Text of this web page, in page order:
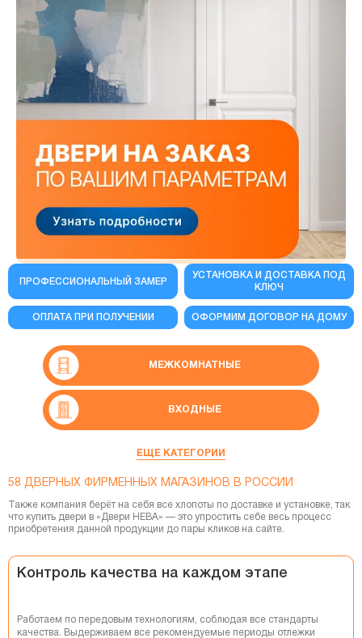
ПРОФЕССИОНАЛЬНЫЙ ЗАМЕР
УСТАНОВКА И ДОСТАВКА ПОД
КЛЮЧ
ОПЛАТА ПРИ ПОЛУЧЕНИИ ОФОРМИМ ДОГОВОР НА ДОМУ
МЕЖКОМНАТНЫЕ
ВХОДНЫЕ
СКРЫТЫЕ ДВЕРИ
СМАРТ-СИСТЕМЫ
ФУРНИТУРА
ПЕРЕГОРОДКИ
ПЛИНТУСЫ
ЕЩЕ КАТЕГОРИИ
58 ДВЕРНЫХ ФИРМЕННЫХ МАГАЗИНОВ В РОССИИ
Также компания берёт на себя все хлопоты по доставке и установке, так
что купить двери в «Двери НЕВА» — это упростить себе весь процесс
приобретения данной продукции до пары кликов на сайте.
Контроль качества на каждом этапе
Работаем по передовым технологиям, соблюдая все стандарты
качества. Выдерживаем все рекомендуемые периоды отлежки